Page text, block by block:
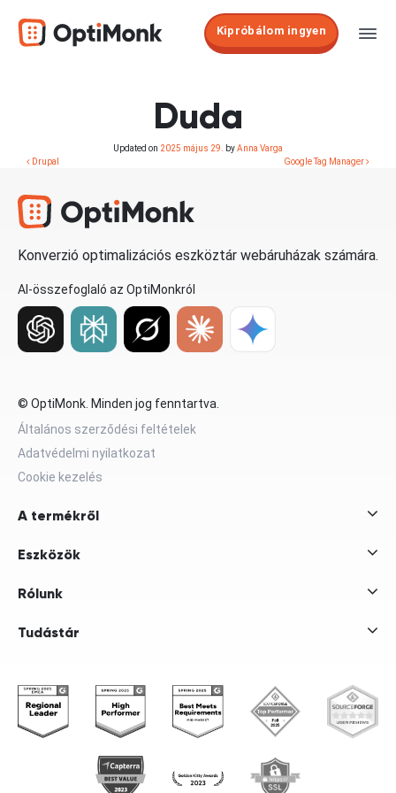
Kipróbálom ingyen
Duda
Updated on 2025 május 29. byAnna Varga
Drupal
Google Tag Manager
Konverzió optimalizációs eszköztár webáruházak számára.
AI-összefoglaló az OptiMonkról
© OptiMonk. Minden jog fenntartva.
Általános szerződési feltételek
Adatvédelmi nyilatkozat
Cookie kezelés
A termékről
Eszközök
Rólunk
Tudástár